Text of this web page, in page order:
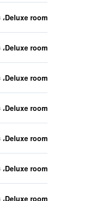
Deluxe room، نوع السرير غير معروف
Deluxe room، نوع السرير غير معروف
Deluxe room، نوع السرير غير معروف
Deluxe room، نوع السرير غير معروف
Deluxe room، نوع السرير غير معروف
Deluxe room، نوع السرير غير معروف
Deluxe room، نوع السرير غير معروف